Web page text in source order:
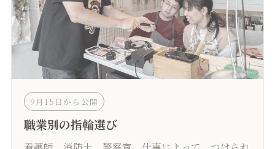
9月15日から公開
職業別の指輪選び